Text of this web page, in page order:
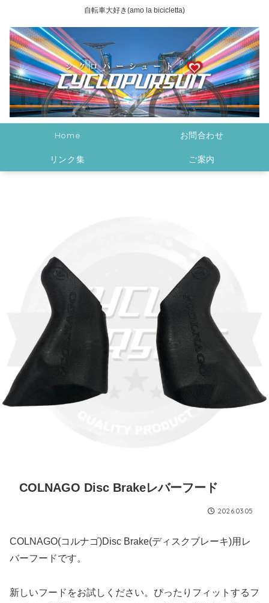
自転車大好き(amo la bicicletta)
Home お問合わせ
リンク集 ご案内
COLNAGO Disc Brakeレバーフード
2026.03.05
COLNAGO(コルナゴ)Disc Brake(ディスクブレーキ)用レ
バーフードです。
新しいフードをお試しください。ぴったりフィットするフ